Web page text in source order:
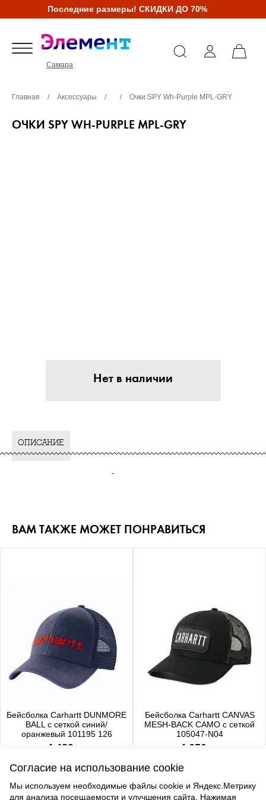
Последние размеры! СКИДКИ ДО 70%
Самара
Главная / Аксессуары / / Очки SPY Wh-Purple MPL-GRY
ОЧКИ SPY WH-PURPLE MPL-GRY
Нет в наличии
ОПИСАНИЕ
-
ВАМ ТАКЖЕ МОЖЕТ ПОНРАВИТЬСЯ
Бейсболка Carhartt DUNMORE
BALL с сеткой синий/
оранжевый 101195 126
4 480 р.
Бейсболка Carhartt CANVAS
MESH-BACK CAMO с сеткой
105047-N04
4 650 р.
Согласие на использование cookie
Мы используем необходимые файлы cookie и Яндекс.Метрику
для анализа посещаемости и улучшения сайта. Нажимая